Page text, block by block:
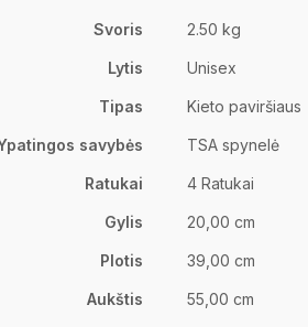
Svoris 2.50 kg
Lytis Unisex
Tipas Kieto paviršiaus
savybės TSA spynelė
Ratukai 4 Ratukai
Gylis 20,00 cm
Plotis 39,00 cm
Aukštis 55,00 cm